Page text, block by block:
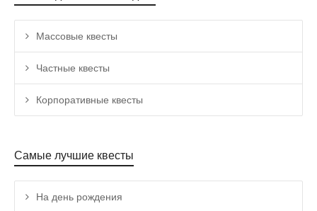
Массовые квесты
Частные квесты
Корпоративные квесты
Самые лучшие квесты
На день рождения